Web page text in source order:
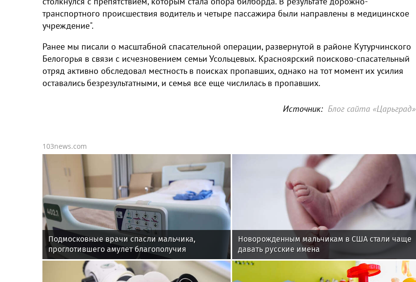
транспортного происшествия водитель и четыре пассажира были направлены в медицинское
учреждение".
Ранее мы писали о масштабной спасательной операции, развернутой в районе Кутурчинского
Белогорья в связи с исчезновением семьи Усольцевых. Красноярский поисково-спасательный
отряд активно обследовал местность в поисках пропавших, однако на тот момент их усилия
оставались безрезультатными, и семья все еще числилась в пропавших.
Источник: Блог сайта «Царьград»
103news.com
Подмосковные врачи спасли мальчика,
проглотившего амулет благополучия
Новорожденным мальчикам в США стали чаще
давать русские имена